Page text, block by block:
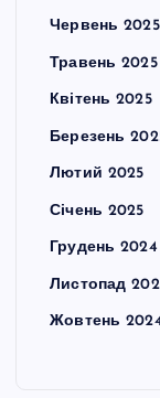
Червень 2025
Травень 2025
Квітень 2025
Березень
Лютий 2025
Січень 2025
Грудень 2024
Листопад
Жовтень